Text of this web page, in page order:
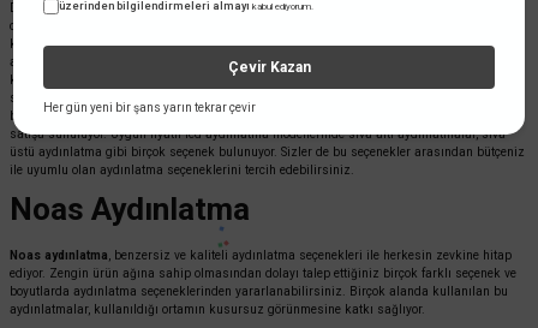
Dekorasyon sürecinde doğru aydınlatmanın kullanımı oldukça önem arz eder. Evler başta
olmak üzere ofis, avm satış ofisleri gibi birçok noktada aydınlatmaların etkim bir şekilde
kullanılması gerekir. Aydınlatma türleri arasında en çok tercih edilen noas lineer led
aydınlatmalar, birbirinden farklı ve şık modelleri ile kullanıldığı ortama ayrı bir hava
katıyor. Lineer led aydınlatmalar hem ekonomik alanda hem de mimari dekorasyon açıdan
sizlere büyük avantaj sunar. Tamamen sizlerin zevkine göre ayarlanabilen özelliği
bulunan lineer aydınlatmalar, sıklıkla tercih edilmesinden dolayı birçok farklı modeli ile
satışa sunuluyor. Uygun fiyatlı led aydınlatma modellerinde sıva altı aydınlatmalar, sıva
üstü aydınlatma gibi birçok seçenek bulunuyor. Sizler de bu seçenekler arasından bütçeniz
ile uyumlu olan aydınlatma seçeneklerini tercih edebilirsiniz.
Noas Aydınlatma
Noas aydınlatma , benzersiz ve kaliteli aydınlatma seçenekleri ile herkesin zevkine hitap
ediyor. Zengin ürün ağına sahip olmasından dolayı talep ettiğiniz birçok farklı seçenek ve
boyutlarda aydınlatma seçeneklerinden yararlanabilirsiniz. Birçok alanda kullanılan bu
aydınlatmalar, kullanıldığı ortamın kusursuz görünmesine katkı sağlıyor.
üzerinden bilgilendirmeleri almayı kabul ediyorum.
Çevir Kazan
Her gün yeni bir şans yarın tekrar çevir